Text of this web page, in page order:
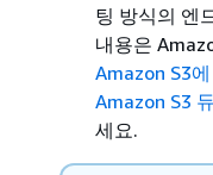
팅 방식의 엔
내용은
Amazon S3
Amazon S3
세요.